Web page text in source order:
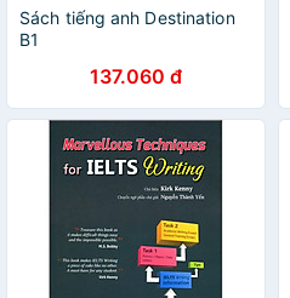
Sách tiếng anh Destination
B1
137.060 đ